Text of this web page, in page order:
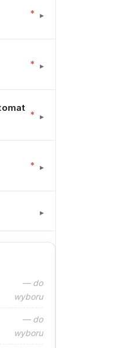
* ▾
* ▾
* ▾
* ▾
▾
— do
wyboru
— do
wyboru